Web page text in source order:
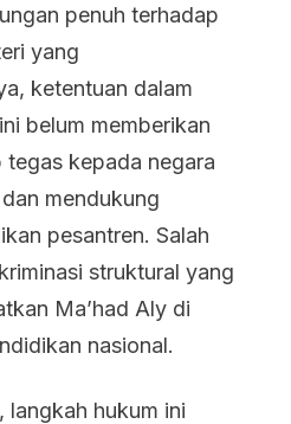
penuh terhadap
yang
ketentuan dalam
belum memberikan
kepada negara
mendukung
pesantren. Salah
struktural yang
Ma’had Aly di
nasional.
langkah hukum ini